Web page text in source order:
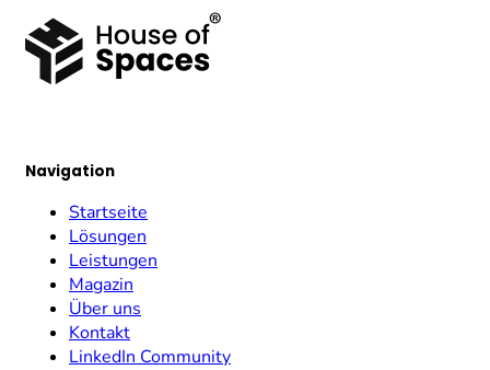
Navigation
Startseite
Lösungen
Leistungen
Magazin
Über uns
Kontakt
LinkedIn Community